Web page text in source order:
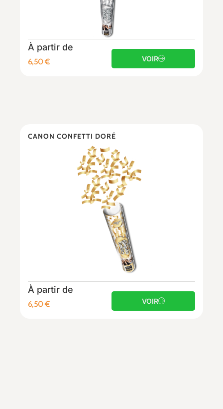
À partir de
6,50€ VOIR
CANON CONFETTI DORÉ
À partir de
6,50€ VOIR